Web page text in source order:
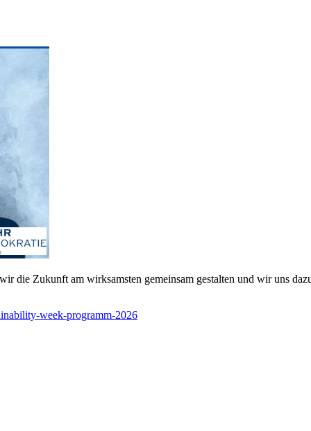
die Zukunft am wirksamsten gemeinsam gestalten und wir uns
week-programm-2026